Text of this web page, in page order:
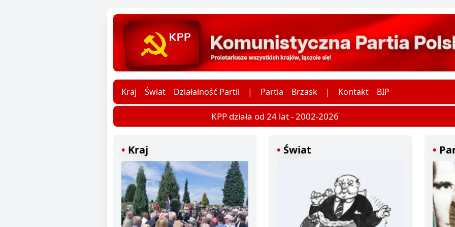
Kraj Świat Działalność Partii | Partia Brzask | Kontakt BIP
KPP działa od 24 lat - 2002-2026
Kraj Świat